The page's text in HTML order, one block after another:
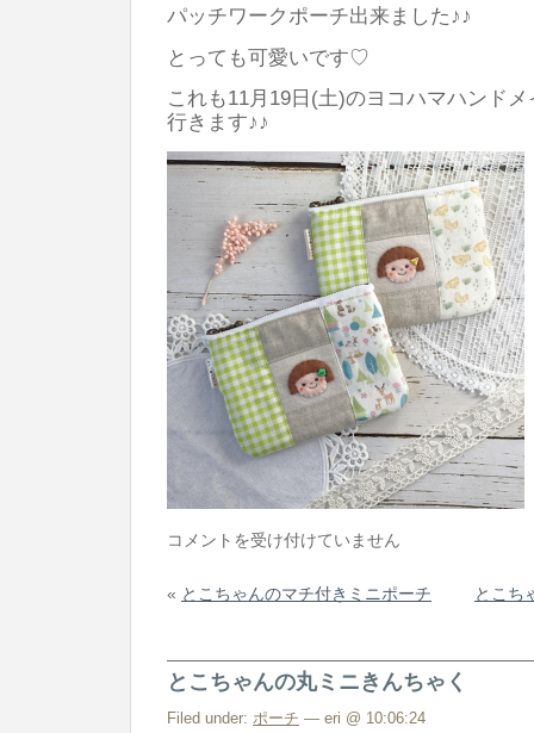
パッチワークポーチ出来ました♪♪
とっても可愛いです♡
これも11月19日(土)のヨコハマハンド
行きます♪♪
と
ち
ん
の
パ
コメントを受け付けていません
« とこちゃんのマチ付きミニポーチ とこち
とこちゃんの丸ミニきんちゃく
Filed under: ポーチ — eri @ 10:06:24